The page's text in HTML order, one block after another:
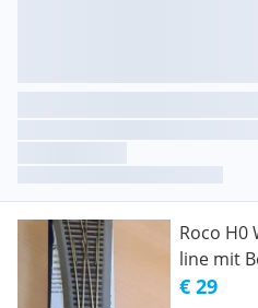
Roco H0
line mit
€ 29